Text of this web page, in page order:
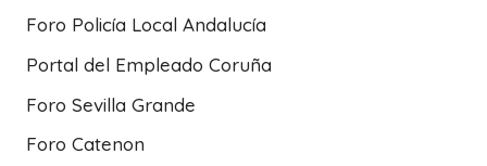
Foro Policía Local Andalucía
Portal del Empleado Coruña
Foro Sevilla Grande
Foro Catenon